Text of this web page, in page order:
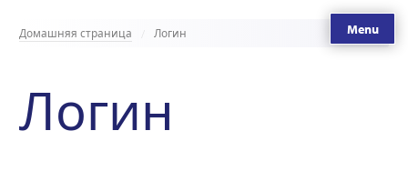
Menu
Домашняя страница Логин
Логин